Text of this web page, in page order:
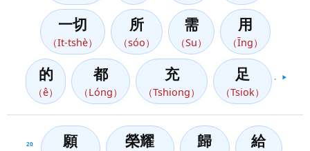
一切
（It-tshè）
所
（sóo）
需
（Su）
用
（Īng）
的
（ê）
都
（Lóng）
充
（Tshiong）
足
（Tsiok）
▶️
20 願 榮耀 歸 給